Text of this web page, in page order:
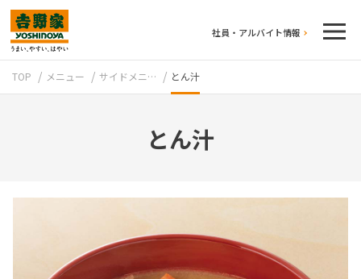
社員・アルバイト情報
TOP メニュー サイドメニ… とん汁
とん汁